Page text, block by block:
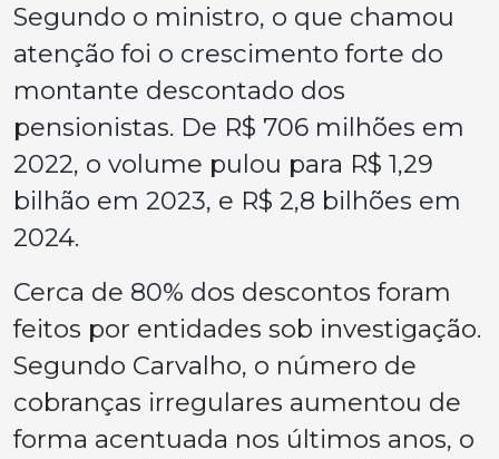
Segundo o ministro, o que chamou
atenção foi o crescimento forte do
montante descontado dos
pensionistas. De R$ 706 milhões em
2022, o volume pulou para R$ 1,29
bilhão em 2023, e R$ 2,8 bilhões em
2024.
Cerca de 80% dos descontos foram
feitos por entidades sob investigação.
Segundo Carvalho, o número de
cobranças irregulares aumentou de
forma acentuada nos últimos anos, o